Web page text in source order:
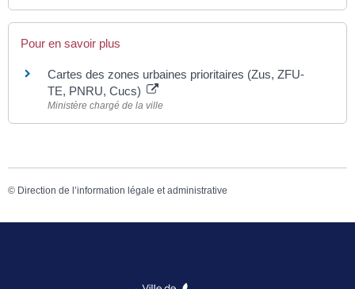
Pour en savoir plus
Cartes des zones urbaines prioritaires (Zus, ZFU-
TE, PNRU, Cucs)
Ministère chargé de la ville
© Direction de l’information légale et administrative